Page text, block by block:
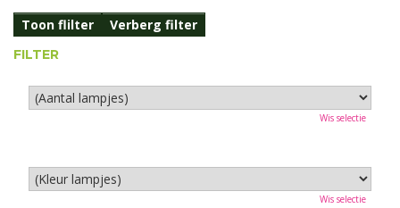
Toon flilter Verberg filter
FILTER
Wis selectie
Wis selectie